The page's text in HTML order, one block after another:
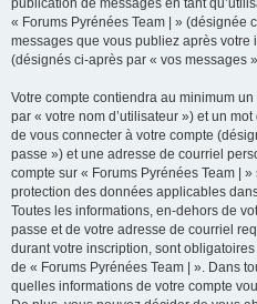
publication de messages en tant
« Forums Pyrénées Team | » (désignée
messages que vous publiez après
(désignés ci-après par « vos messages
Votre compte contiendra au minimum
par « votre nom d’utilisateur ») et un
de vous connecter à votre compte
passe ») et une adresse de courriel
compte sur « Forums Pyrénées Team |
protection des données applicables
Toutes les informations, en-dehors de
passe et de votre adresse de courriel
durant votre inscription, sont
de « Forums Pyrénées Team | ». Dans
quelles informations de votre compte